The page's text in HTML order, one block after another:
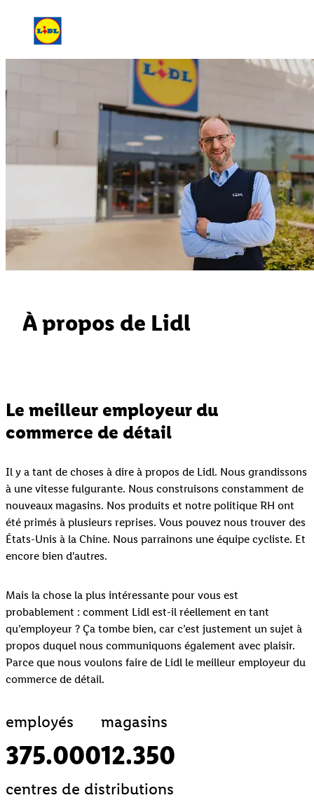
À propos de Lidl
Le meilleur employeur du
commerce de détail
Il y a tant de choses à dire à propos de Lidl. Nous grandissons
à une vitesse fulgurante. Nous construisons constamment de
nouveaux magasins. Nos produits et notre politique RH ont
été primés à plusieurs reprises. Vous pouvez nous trouver des
États-Unis à la Chine. Nous parrainons une équipe cycliste. Et
encore bien d'autres.
Mais la chose la plus intéressante pour vous est
probablement : comment Lidl est-il réellement en tant
qu’employeur ? Ça tombe bien, car c’est justement un sujet à
propos duquel nous communiquons également avec plaisir.
Parce que nous voulons faire de Lidl le meilleur employeur du
commerce de détail.
employés
375.000
magasins
12.350
centres de distributions